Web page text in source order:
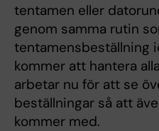
tentamen eller
genom samma rutin
tentamensbeställning
kommer att hantera
arbetar nu för att se
beställningar så att
kommer med.